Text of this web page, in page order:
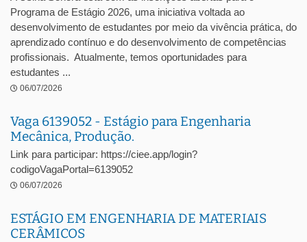
Programa de Estágio 2026, uma iniciativa voltada ao
desenvolvimento de estudantes por meio da vivência prática, do
aprendizado contínuo e do desenvolvimento de competências
profissionais. Atualmente, temos oportunidades para
estudantes ...
06/07/2026
Vaga 6139052 - Estágio para Engenharia
Mecânica, Produção.
Link para participar: https://ciee.app/login?
codigoVagaPortal=6139052
06/07/2026
ESTÁGIO EM ENGENHARIA DE MATERIAIS
CERÂMICOS